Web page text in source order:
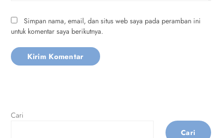
Simpan nama, email, dan situs web saya pada peramban ini
untuk komentar saya berikutnya.
Cari
Cari